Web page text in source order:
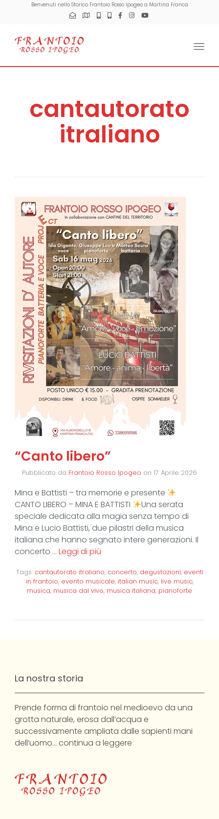
Benvenuti nello Storico Frantoio Rosso Ipogeo a Martina Franca
cantautorato
itraliano
“Canto libero”
Pubblicato da Frantoio Rosso Ipogeo on 17 Aprile 2026
Mina e Battisti – tra memorie e presente
CANTO LIBERO – MINA E BATTISTI
Una serata
speciale dedicata alla magia senza tempo di
Mina e Lucio Battisti, due pilastri della musica
italiana che hanno segnato intere generazioni. Il
concerto … Leggi di più
Tags: cantautorato itraliano, concerto, degustazioni, eventi
in frantoio, evento musicale, italian music, live music,
musica, musica dal vivo, musica italiana, pianoforte
La nostra storia
Prende forma di frantoio nel medioevo da una
grotta naturale, erosa dall’acqua e
successivamente ampliata dalle sapienti mani
dell’uomo… continua a leggere